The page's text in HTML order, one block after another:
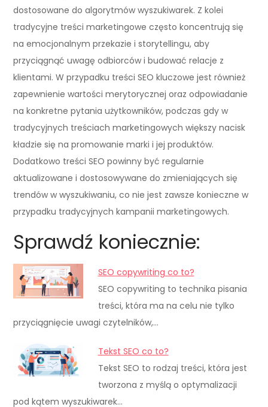
dostosowane do algorytmów wyszukiwarek. Z kolei
tradycyjne treści marketingowe często koncentrują się
na emocjonalnym przekazie i storytellingu, aby
przyciągnąć uwagę odbiorców i budować relacje z
klientami. W przypadku treści SEO kluczowe jest również
zapewnienie wartości merytorycznej oraz odpowiadanie
na konkretne pytania użytkowników, podczas gdy w
tradycyjnych treściach marketingowych większy nacisk
kładzie się na promowanie marki i jej produktów.
Dodatkowo treści SEO powinny być regularnie
aktualizowane i dostosowywane do zmieniających się
trendów w wyszukiwaniu, co nie jest zawsze konieczne w
przypadku tradycyjnych kampanii marketingowych.
Sprawdź koniecznie:
SEO copywriting co to?
SEO copywriting to technika pisania
treści, która ma na celu nie tylko
przyciągnięcie uwagi czytelników,…
Tekst SEO co to?
Tekst SEO to rodzaj treści, która jest
tworzona z myślą o optymalizacji
pod kątem wyszukiwarek…